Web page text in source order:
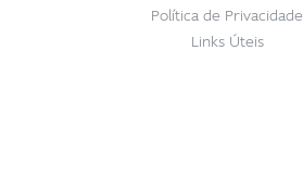
Política de Privacidade
Links Úteis